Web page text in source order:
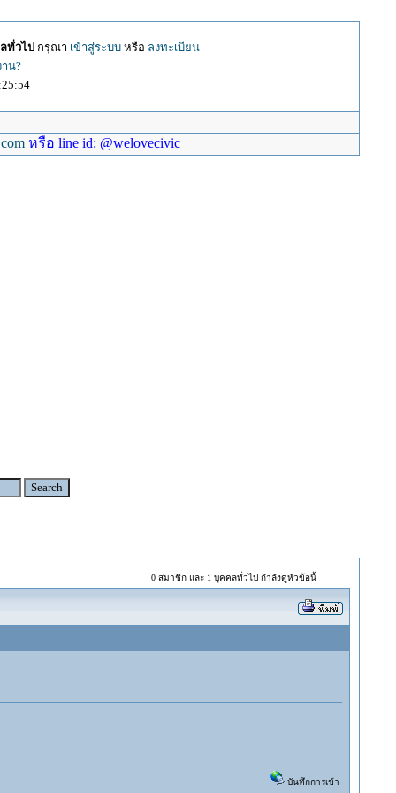
ทั่วไป กรุณา เข้าสู่ระบบหรือ ลงทะเบียน
น?
หรือ line id: @welovecivic
0 สมาชิก และ 1 บุคคลทั่วไป กำลังดูหัวข้อนี้
บันทึกการเข้า